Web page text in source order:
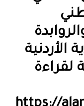
لقراءة